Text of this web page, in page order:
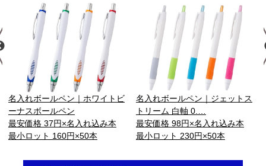
名入れボールペン｜ホワイトビ
ーナスボールペン
最安価格 37円×名入れ込み本
最小ロット 160円×50本
名入れボールペン｜ジェットス
トリーム 白軸 0.…
最安価格 98円×名入れ込み本
最小ロット 230円×50本